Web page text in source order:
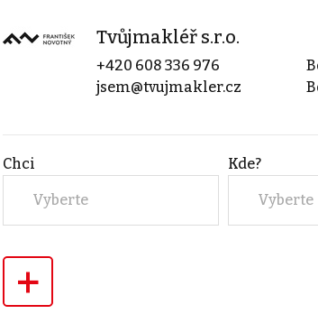
Tvůjmakléř s.r.o.
+420 608 336 976
jsem@tvujmakler.cz
Chci
Vyberte
Kde?
Vyberte
+